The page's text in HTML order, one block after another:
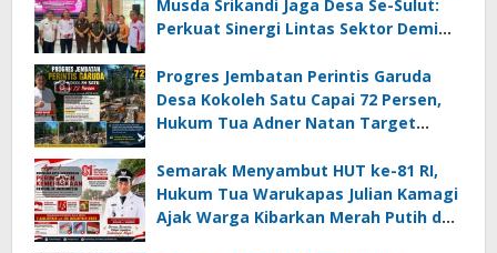
Musda Srikandi Jaga Desa Se-Sulut:
Perkuat Sinergi Lintas Sektor Demi
Progres Jembatan Perintis Garuda
Desa Kokoleh Satu Capai 72 Persen,
Hukum Tua Adner Natan Target
Semarak Menyambut HUT ke-81 RI,
Hukum Tua Warukapas Julian Kamagi
Ajak Warga Kibarkan Merah Putih dan